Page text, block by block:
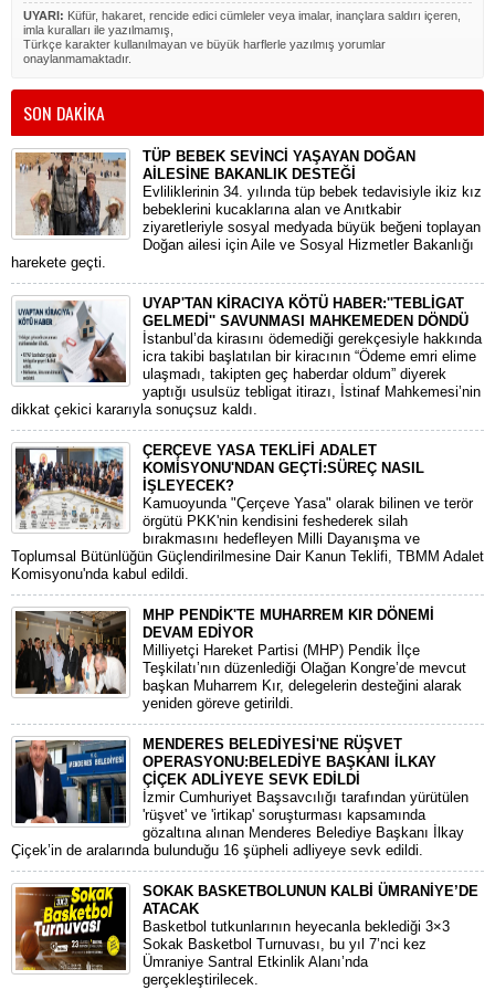
UYARI: Küfür, hakaret, rencide edici cümleler veya imalar, inançlara saldırı içeren,
imla kuralları ile yazılmamış,
Türkçe karakter kullanılmayan ve büyük harflerle yazılmış yorumlar
onaylanmamaktadır.
SON DAKİKA
TÜP BEBEK SEVİNCİ YAŞAYAN DOĞAN
AİLESİNE BAKANLIK DESTEĞİ
​Evliliklerinin 34. yılında tüp bebek tedavisiyle ikiz kız
bebeklerini kucaklarına alan ve Anıtkabir
ziyaretleriyle sosyal medyada büyük beğeni toplayan
Doğan ailesi için Aile ve Sosyal Hizmetler Bakanlığı
harekete geçti.
UYAP'TAN KİRACIYA KÖTÜ HABER:''TEBLİGAT
GELMEDİ'' SAVUNMASI MAHKEMEDEN DÖNDÜ
​İstanbul’da kirasını ödemediği gerekçesiyle hakkında
icra takibi başlatılan bir kiracının “Ödeme emri elime
ulaşmadı, takipten geç haberdar oldum” diyerek
yaptığı usulsüz tebligat itirazı, İstinaf Mahkemesi’nin
dikkat çekici kararıyla sonuçsuz kaldı.
ÇERÇEVE YASA TEKLİFİ ADALET
KOMİSYONU'NDAN GEÇTİ:SÜREÇ NASIL
İŞLEYECEK?
​Kamuoyunda "Çerçeve Yasa" olarak bilinen ve terör
örgütü PKK'nin kendisini feshederek silah
bırakmasını hedefleyen Milli Dayanışma ve
Toplumsal Bütünlüğün Güçlendirilmesine Dair Kanun Teklifi, TBMM Adalet
Komisyonu'nda kabul edildi.
MHP PENDİK'TE MUHARREM KIR DÖNEMİ
DEVAM EDİYOR
​Milliyetçi Hareket Partisi (MHP) Pendik İlçe
Teşkilatı’nın düzenlediği Olağan Kongre’de mevcut
başkan Muharrem Kır, delegelerin desteğini alarak
yeniden göreve getirildi.
MENDERES BELEDİYESİ'NE RÜŞVET
OPERASYONU:BELEDİYE BAŞKANI İLKAY
ÇİÇEK ADLİYEYE SEVK EDİLDİ
​İzmir Cumhuriyet Başsavcılığı tarafından yürütülen
'rüşvet' ve 'irtikap' soruşturması kapsamında
gözaltına alınan Menderes Belediye Başkanı İlkay
Çiçek’in de aralarında bulunduğu 16 şüpheli adliyeye sevk edildi.
SOKAK BASKETBOLUNUN KALBİ ÜMRANİYE’DE
ATACAK
Basketbol tutkunlarının heyecanla beklediği 3×3
Sokak Basketbol Turnuvası, bu yıl 7’nci kez
Ümraniye Santral Etkinlik Alanı’nda
gerçekleştirilecek.